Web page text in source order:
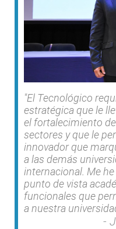
"El Tecnológico
estratégica que le
el fortalecimiento
sectores y que le
innovador que
a las demás
internacional. Me
punto de vista
funcionales que
a nuestra